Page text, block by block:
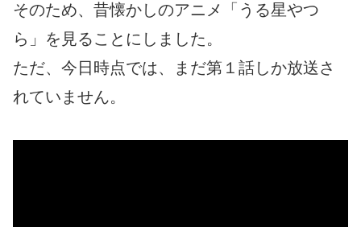
そのため、昔懐かしのアニメ「うる星やつ
ら」を見ることにしました。
ただ、今日時点では、まだ第１話しか放送さ
れていません。